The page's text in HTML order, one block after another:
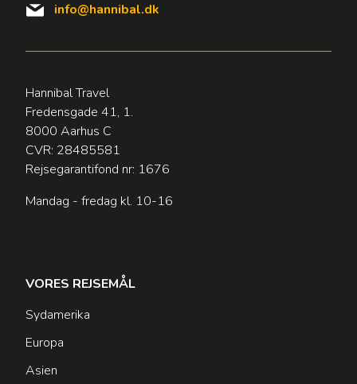
info@hannibal.dk
Hannibal Travel
Fredensgade 41, 1.
8000 Aarhus C
CVR: 28485581
Rejsegarantifond nr: 1676
Mandag - fredag kl. 10-16
VORES REJSEMÅL
Sydamerika
Europa
Asien